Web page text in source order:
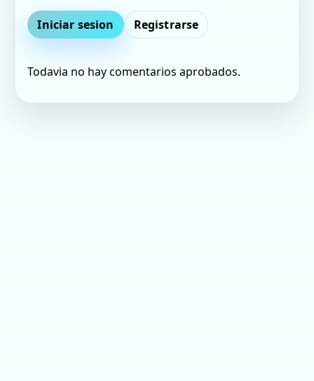
Iniciar sesion Registrarse
Todavia no hay comentarios aprobados.